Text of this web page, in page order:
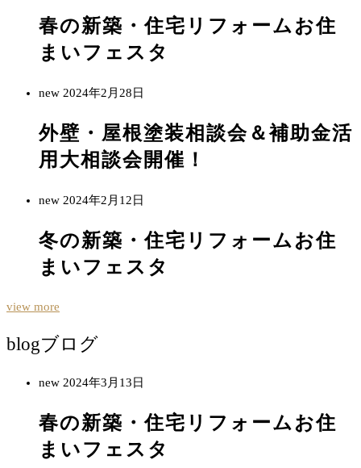
春の新築・住宅リフォームお住
まいフェスタ
new 2024年2月28日
外壁・屋根塗装相談会＆補助金活
用大相談会開催！
new 2024年2月12日
冬の新築・住宅リフォームお住
まいフェスタ
view more
blogブログ
new 2024年3月13日
春の新築・住宅リフォームお住
まいフェスタ